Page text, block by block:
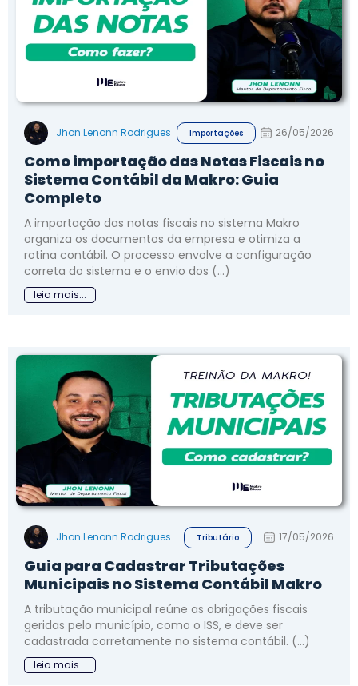
Jhon Lenonn Rodrigues Importações 26/05/2026
Como importação das Notas Fiscais no
Sistema Contábil da Makro: Guia
Completo
A importação das notas fiscais no sistema Makro
organiza os documentos da empresa e otimiza a
rotina contábil. O processo envolve a configuração
correta do sistema e o envio dos (...)
leia mais...
Jhon Lenonn Rodrigues Tributário 17/05/2026
Guia para Cadastrar Tributações
Municipais no Sistema Contábil Makro
A tributação municipal reúne as obrigações fiscais
geridas pelo município, como o ISS, e deve ser
cadastrada corretamente no sistema contábil. (...)
leia mais...